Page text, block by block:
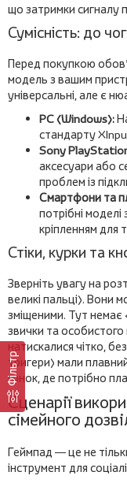
Фільтр
що затримки сигналу
Сумісність: до
Перед покупкою
модель з вашим
універсальні, але є
PC (Windows):
стандарту
Sony
аксесуари або
проблем із
Смартфони та
потрібні
кріпленням для
Стіки, курки та
Зверніть увагу на
великі пальці). Вони
зміщеними. Тут
звички та
натискалися чітко,
тригери) мали
гонок, де потрібно
Сценарії
сімейного
Геймпад — це не
інструмент для